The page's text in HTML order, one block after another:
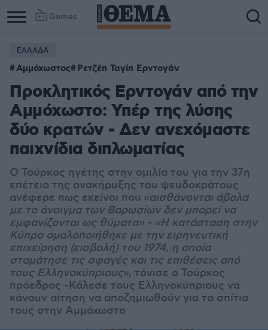
Games
ΕΛΛΑΔΑ
Αμμόχωστος Ρετζέπ Ταγίπ Ερντογάν
Προκλητικός Ερντογάν από την
Αμμόχωστο: Υπέρ της λύσης
δύο κρατών - Δεν ανεχόμαστε
παιχνίδια διπλωματίας
Ο Τούρκος ηγέτης στην ομιλία του για την 37η
επέτειο της ανακήρυξης του ψευδοκράτους
ανέφερε πως εκείνοι που «αισθάνονται άβολα
με το άνοιγμα των Βαρωσίων δεν μπορεί να
εμφανίζονται ως θύματα» - «Η κατάσταση στην
Κύπρο ομαλοποιήθηκε με την ειρηνευτική
επιχείρηση (εισβολή) του 1974, η οποία
σταμάτησε τις σφαγές και τις επιθέσεις από
τους Ελληνοκύπριους», τόνισε ο Τούρκος
πρόεδρος -Κάλεσε τους Ελληνοκύπριους να
κάνουν αίτηση να αποζημιωθούν για τα σπίτια
τους στην Αμμόχωστο